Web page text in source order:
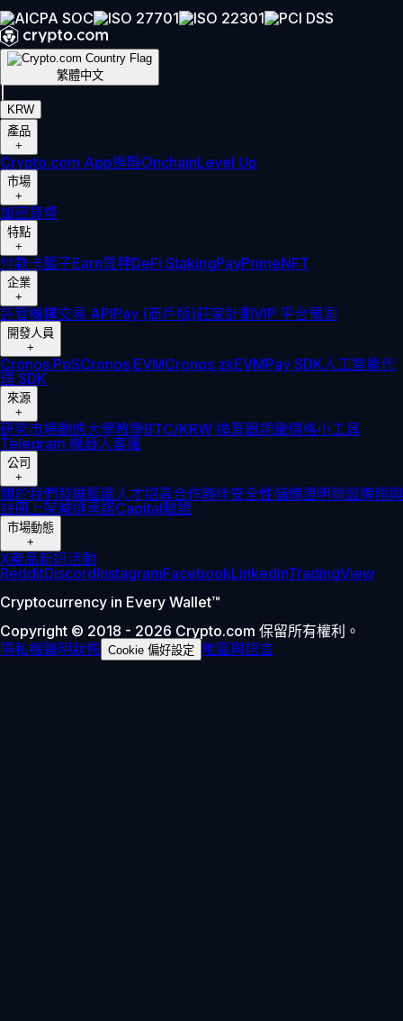
繁體中文
KRW
產品
+
Crypto.com App進階OnchainLevel Up
市場
+
加密貨幣
特點
+
付款卡籃子Earn質押DeFi StakingPayPrimeNFT
企業
+
託管機構交易 APIPay (商戶版)莊家計劃VIP 平台預測
開發人員
+
Cronos PoSCronos EVMCronos zkEVMPay SDK人工智能代
理 SDK
來源
+
研究市場動態大學教學BTC/KRW 換算器詞彙價格小工具
Telegram 機器人客服
公司
+
關於我們發展藍圖人才招募合作夥伴安全性儲備證明聯盟牌照與
註冊 上架減排承諾Capital驗證
市場動態
+
X產品新訊活動
RedditDiscordInstagramFacebookLinkedinTradingView
Cryptocurrency in Every Wallet™
Copyright © 2018 - 2026 Crypto.com 保留所有權利。
隱私權聲明狀態 Cookie 偏好設定 地區與語言